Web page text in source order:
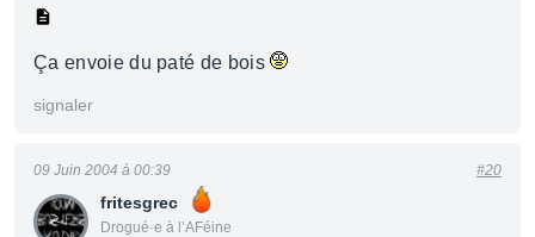
Ça envoie du paté de bois
signaler
fritesgrec
Drogué·e à l’AFéine
09 Juin 2004 à 00:39 #20